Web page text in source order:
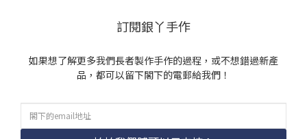
訂閱銀丫手作
如果想了解更多我們長者製作手作的過程，或不想錯過新產
品，都可以留下閣下的電郵給我們！